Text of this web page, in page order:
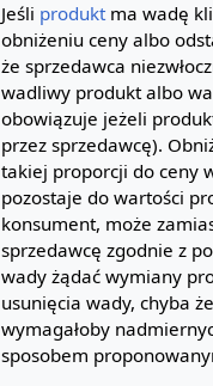
Jeśli produktma wadę
obniżeniu ceny albo
że sprzedawca
wadliwy produkt albo
obowiązuje jeżeli
przez sprzedawcę).
takiej proporcji do ceny
pozostaje do wartości
konsument, może
sprzedawcę zgodnie z
wady żądać wymiany
usunięcia wady, chyba
wymagałoby
sposobem